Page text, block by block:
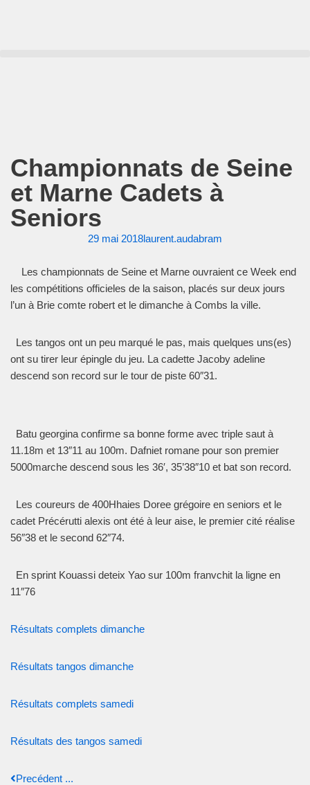
Championnats de Seine
et Marne Cadets à
Seniors
29 mai 2018laurent.audabram
Les championnats de Seine et Marne ouvraient ce Week end
les compétitions officieles de la saison, placés sur deux jours
l’un à Brie comte robert et le dimanche à Combs la ville.
Les tangos ont un peu marqué le pas, mais quelques uns(es)
ont su tirer leur épingle du jeu. La cadette Jacoby adeline
descend son record sur le tour de piste 60″31.
Batu georgina confirme sa bonne forme avec triple saut à
11.18m et 13″11 au 100m. Dafniet romane pour son premier
5000marche descend sous les 36′, 35’38″10 et bat son record.
Les coureurs de 400Hhaies Doree grégoire en seniors et le
cadet Précérutti alexis ont été à leur aise, le premier cité réalise
56″38 et le second 62″74.
En sprint Kouassi deteix Yao sur 100m franvchit la ligne en
11″76
Résultats complets dimanche
Résultats tangos dimanche
Résultats complets samedi
Résultats des tangos samedi
Precédent ...